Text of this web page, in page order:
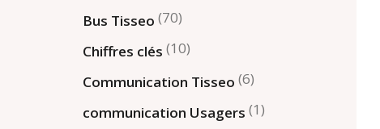
Bus Tisseo (70)
Chiffres clés (10)
Communication Tisseo (6)
communication Usagers (1)